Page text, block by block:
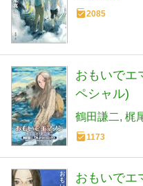
2085
おもいでエ
ペシャル)
鶴田謙二 梶
1173
おもいでエ